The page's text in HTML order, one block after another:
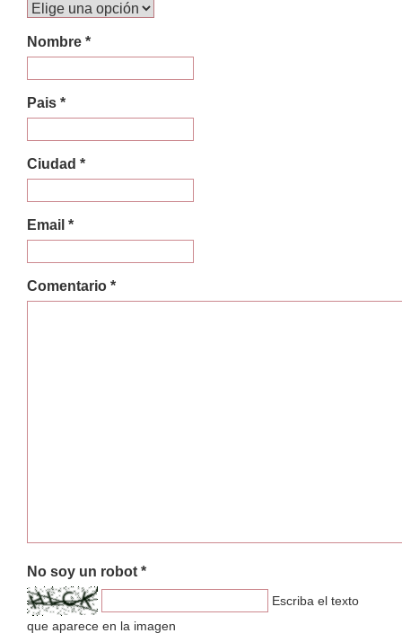
Nombre *
Pais *
Ciudad *
Email *
Comentario *
No soy un robot *
Escriba el texto
que aparece en la imagen